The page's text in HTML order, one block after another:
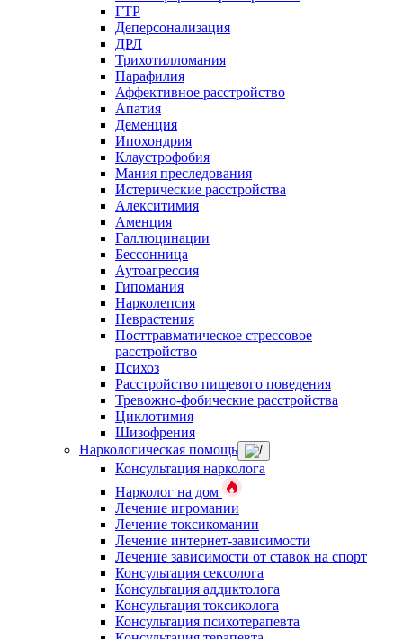
ГТР
Деперсонализация
ДРЛ
Трихотилломания
Парафилия
Аффективное расстройство
Апатия
Деменция
Ипохондрия
Клаустрофобия
Мания преследования
Истерические расстройства
Алекситимия
Аменция
Галлюцинации
Бессонница
Аутоагрессия
Гипомания
Нарколепсия
Неврастения
Посттравматическое стрессовое
расстройство
Психоз
Расстройство пищевого поведения
Тревожно-фобические расстройства
Циклотимия
Шизофрения
Наркологическая помощь
Консультация нарколога
Нарколог на дом
Лечение игромании
Лечение токсикомании
Лечение интернет-зависимости
Лечение зависимости от ставок на спорт
Консультация сексолога
Консультация аддиктолога
Консультация токсиколога
Консультация психотерапевта